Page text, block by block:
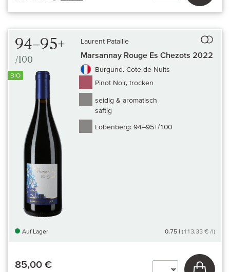
94–95+
/100
BIO
Laurent Pataille
Auf
Marsannay Rouge Es Chezots 2022
Burgund, Cote de Nuits
Pinot Noir, trocken
seidig & aromatisch
saftig
Lobenberg: 94–95+/100
Auf Lager 0,75 l (113,33 € /l)
85,00 € In